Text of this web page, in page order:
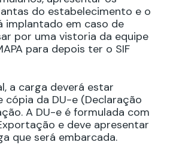
do estabelecimento e o
implantado em caso de
por uma vistoria da equipe
para depois ter o SIF
a carga deverá estar
cópia da DU-e (Declaração
A DU-e é formulada com
e deve apresentar
que será embarcada.